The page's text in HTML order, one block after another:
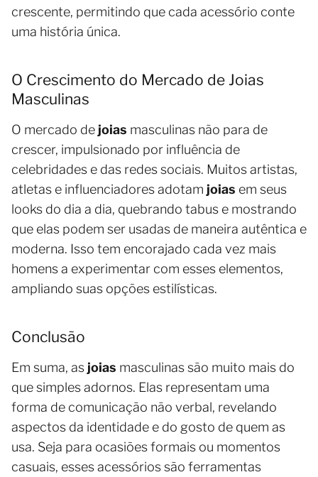
crescente, permitindo que cada acessório conte
uma história única.
O Crescimento do Mercado de Joias
Masculinas
O mercado de joias masculinas não para de
crescer, impulsionado por influência de
celebridades e das redes sociais. Muitos artistas,
atletas e influenciadores adotam joias em seus
looks do dia a dia, quebrando tabus e mostrando
que elas podem ser usadas de maneira autêntica e
moderna. Isso tem encorajado cada vez mais
homens a experimentar com esses elementos,
ampliando suas opções estilísticas.
Conclusão
Em suma, as joias masculinas são muito mais do
que simples adornos. Elas representam uma
forma de comunicação não verbal, revelando
aspectos da identidade e do gosto de quem as
usa. Seja para ocasiões formais ou momentos
casuais, esses acessórios são ferramentas